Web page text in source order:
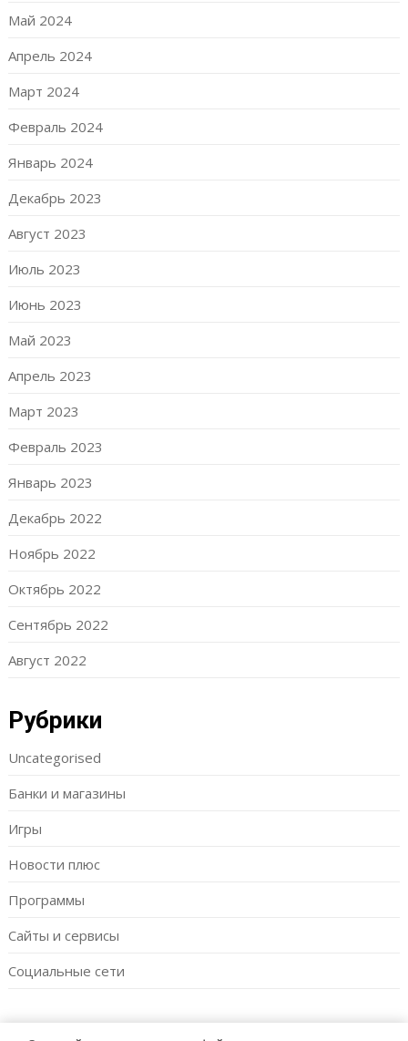
Май 2024
Апрель 2024
Март 2024
Февраль 2024
Январь 2024
Декабрь 2023
Август 2023
Июль 2023
Июнь 2023
Май 2023
Апрель 2023
Март 2023
Февраль 2023
Январь 2023
Декабрь 2022
Ноябрь 2022
Октябрь 2022
Сентябрь 2022
Август 2022
Рубрики
Uncategorised
Банки и магазины
Игры
Новости плюс
Программы
Сайты и сервисы
Социальные сети